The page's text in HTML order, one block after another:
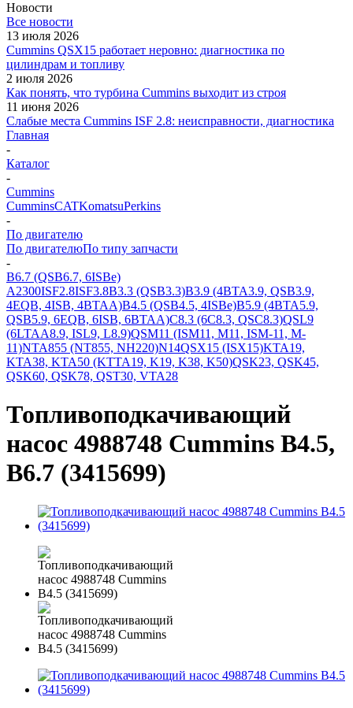
Новости
Все новости
13 июля 2026
Cummins QSX15 работает неровно: диагностика по
цилиндрам и топливу
2 июля 2026
Как понять, что турбина Cummins выходит из строя
11 июня 2026
Слабые места Cummins ISF 2.8: неисправности, диагностика
Главная
-
Каталог
-
Cummins
CumminsCATKomatsuPerkins
-
По двигателю
По двигателюПо типу запчасти
-
B6.7 (QSB6.7, 6ISBe)
A2300ISF2.8ISF3.8B3.3 (QSB3.3)B3.9 (4BTA3.9, QSB3.9,
4EQB, 4ISB, 4BTAA)B4.5 (QSB4.5, 4ISBe)B5.9 (4BTA5.9,
QSB5.9, 6EQB, 6ISB, 6BTAA)C8.3 (6C8.3, QSC8.3)QSL9
(6LTAA8.9, ISL9, L8.9)QSM11 (ISM11, M11, ISM-11, M-
11)NTA855 (NT855, NH220)N14QSX15 (ISX15)KTA19,
KTA38, KTA50 (KTTA19, K19, K38, K50)QSK23, QSK45,
QSK60, QSK78, QST30, VTA28
Топливоподкачивающий
насос 4988748 Cummins B4.5,
B6.7 (3415699)